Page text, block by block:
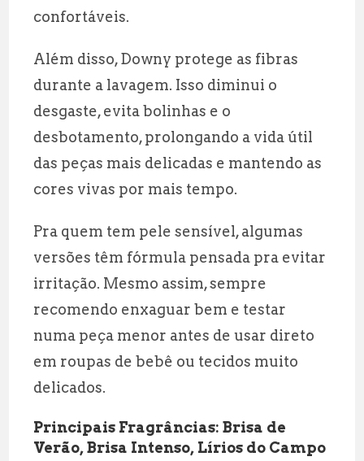
confortáveis.
Além disso, Downy protege as fibras
durante a lavagem. Isso diminui o
desgaste, evita bolinhas e o
desbotamento, prolongando a vida útil
das peças mais delicadas e mantendo as
cores vivas por mais tempo.
Pra quem tem pele sensível, algumas
versões têm fórmula pensada pra evitar
irritação. Mesmo assim, sempre
recomendo enxaguar bem e testar
numa peça menor antes de usar direto
em roupas de bebê ou tecidos muito
delicados.
Principais Fragrâncias: Brisa de
Verão, Brisa Intenso, Lírios do Campo